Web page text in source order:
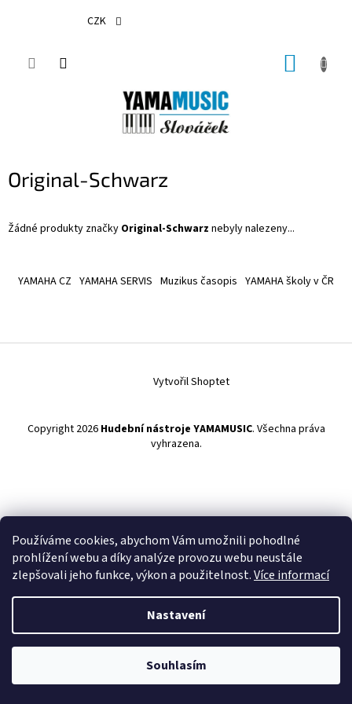
Používáme cookies, abychom Vám umožnili pohodlné
prohlížení webu a díky analýze provozu webu neustále
zlepšovali jeho funkce, výkon a použitelnost.Více informací
Nastavení
Souhlasím
CZK
Original-Schwarz
Žádné produkty značky Original-Schwarz nebyly nalezeny...
í
YAMAHA CZ YAMAHA SERVIS Muzikus časopis YAMAHA školy v ČR
Vytvořil Shoptet
Copyright 2026 Hudební nástroje YAMAMUSIC. Všechna práva
vyhrazena.